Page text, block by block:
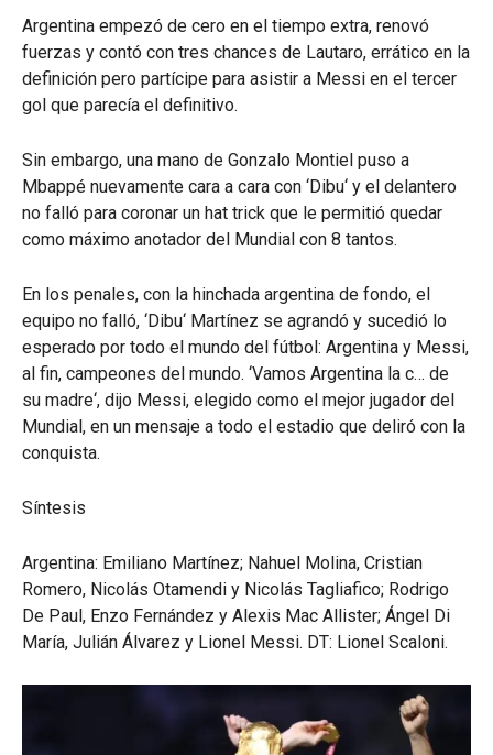
Argentina empezó de cero en el tiempo extra, renovó
fuerzas y contó con tres chances de Lautaro, errático en la
definición pero partícipe para asistir a Messi en el tercer
gol que parecía el definitivo.
Sin embargo, una mano de Gonzalo Montiel puso a
Mbappé nuevamente cara a cara con ‘Dibu‘ y el delantero
no falló para coronar un hat trick que le permitió quedar
como máximo anotador del Mundial con 8 tantos.
En los penales, con la hinchada argentina de fondo, el
equipo no falló, ‘Dibu‘ Martínez se agrandó y sucedió lo
esperado por todo el mundo del fútbol: Argentina y Messi,
al fin, campeones del mundo. ‘Vamos Argentina la c… de
su madre‘, dijo Messi, elegido como el mejor jugador del
Mundial, en un mensaje a todo el estadio que deliró con la
conquista.
Síntesis
Argentina: Emiliano Martínez; Nahuel Molina, Cristian
Romero, Nicolás Otamendi y Nicolás Tagliafico; Rodrigo
De Paul, Enzo Fernández y Alexis Mac Allister; Ángel Di
María, Julián Álvarez y Lionel Messi. DT: Lionel Scaloni.